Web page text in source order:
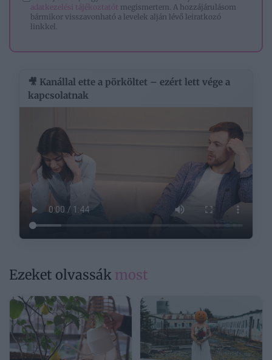
adatkezelési tájékoztatót megismertem. A hozzájárulásom
bármikor visszavonható a levelek alján lévő leiratkozó
linkkel.
🎥 Kanállal ette a pörköltet – ezért lett vége a
kapcsolatnak
Ezeket olvassák most